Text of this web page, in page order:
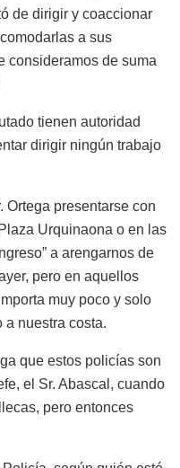
de dirigir y coaccionar
a sus
consideramos de suma
tienen autoridad
dirigir ningún trabajo
Ortega presentarse con
Urquinaona o en las
a arengarnos de
pero en aquellos
muy poco y solo
a nuestra costa.
que estos policías son
el Sr. Abascal, cuando
pero entonces